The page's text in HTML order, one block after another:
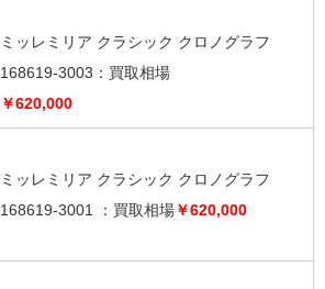
ミッレミリア クラシック クロノグラフ
168619-3003：買取相場
￥620,000
ミッレミリア クラシック クロノグラフ
168619-3001 ： 買取相場￥620,000